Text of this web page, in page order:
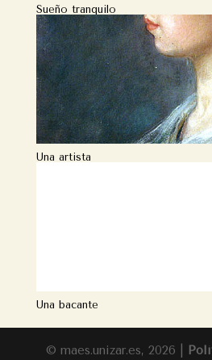
Sueño tranquilo
Una artista
Una bacante
© maes.unizar.es, 2026 |